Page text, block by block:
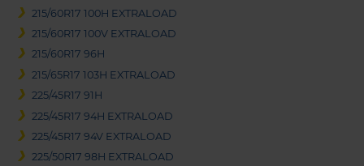
215/60R17 100H EXTRALOAD
215/60R17 100V EXTRALOAD
215/60R17 96H
215/65R17 103H EXTRALOAD
225/45R17 91H
225/45R17 94H EXTRALOAD
225/45R17 94V EXTRALOAD
225/50R17 98H EXTRALOAD